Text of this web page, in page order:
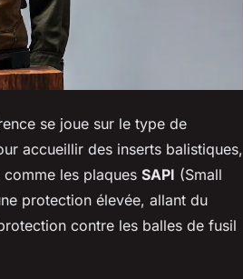
se joue sur le type de
accueillir des inserts balistiques,
les plaques SAPI (Small
protection élevée, allant du
contre les balles de fusil